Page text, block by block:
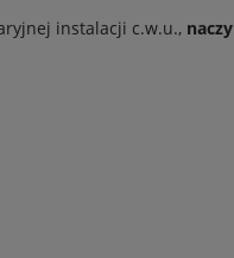
instalacji c.w.u.,